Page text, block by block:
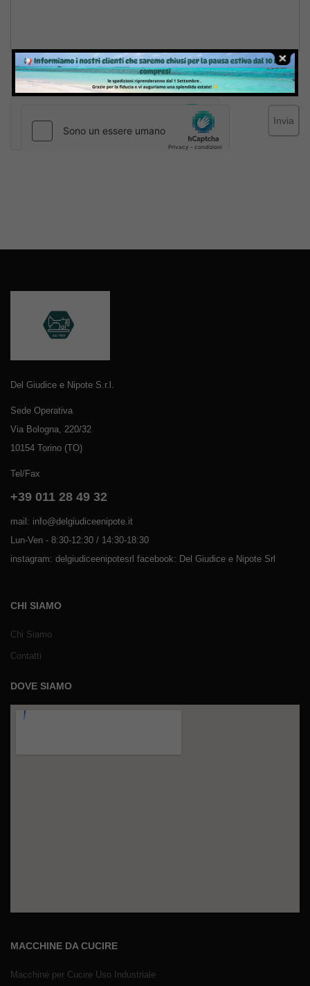
Inviando il messaggio confermo di aver letto e accettato
Termini e condizionidel sito web
Invia
Del Giudice e Nipote S.r.l.
Sede Operativa
Via Bologna, 220/32
10154 Torino (TO)
Tel/Fax
+39 011 28 49 32
mail: info@delgiudiceenipote.it
Lun-Ven - 8:30-12:30 / 14:30-18:30
instagram: delgiudiceenipotesrl facebook: Del Giudice e Nipote Srl
CHI SIAMO
Chi Siamo
Contatti
DOVE SIAMO
MACCHINE DA CUCIRE
Macchine per Cucire Uso Industriale